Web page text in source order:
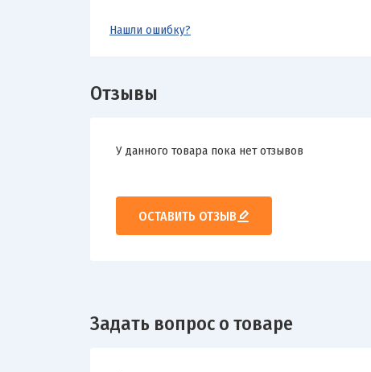
Нашли ошибку?
Отзывы
У данного товара пока нет отзывов
ОСТАВИТЬ ОТЗЫВ
Задать вопрос о товаре